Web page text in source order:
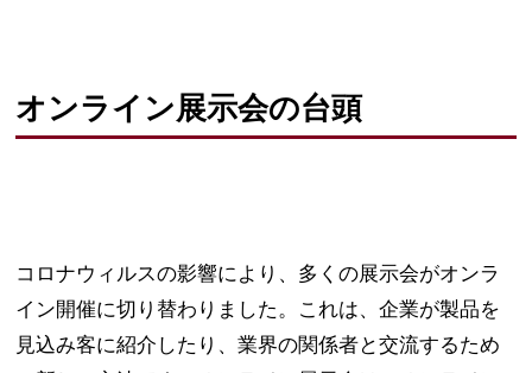
オンライン展示会の台頭
コロナウィルスの影響により、多くの展示会がオンラ
イン開催に切り替わりました。これは、企業が製品を
見込み客に紹介したり、業界の関係者と交流するため